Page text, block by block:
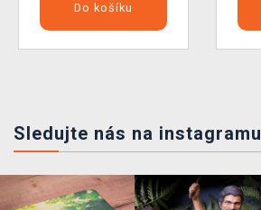
Do košíku
Sledujte nás na instagramu